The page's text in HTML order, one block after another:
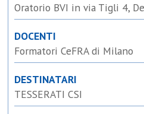
Oratorio BVI in via Tigli 4,
DOCENTI
Formatori CeFRA di Milano
DESTINATARI
TESSERATI CSI